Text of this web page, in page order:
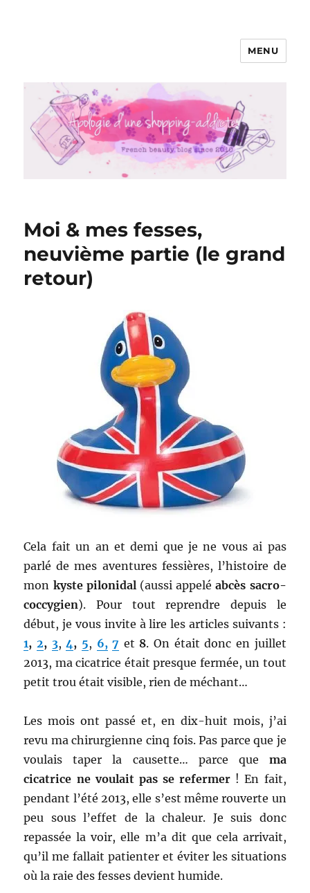
Apologie d'une Shopping-addicte
MENU
Moi & mes fesses,
neuvième partie (le grand
retour)
Cela fait un an et demi que je ne vous ai pas
parlé de mes aventures fessières, l’histoire de
mon kyste pilonidal(aussi appeléabcès sacro-
coccygien). Pour tout reprendre depuis le
début, je vous invite à lire les articles suivants :
1,2, 3,4, 5, 6, 7 et 8. On était donc en juillet
2013, macicatrice était presque fermée, un tout
petit trou était visible, rien de méchant…
Les mois ont passé et, en dix-huit mois, j’ai
revu ma chirurgienne cinq fois. Pas parce que je
voulais taper la causette… parce que ma
cicatrice ne voulait pas se refermer ! En fait,
pendant l’été 2013, elle s’est même rouverte un
peu sous l’effet de la chaleur. Je suis donc
repassée la voir, elle m’a dit que cela arrivait,
qu’il me fallait patienter et éviter les situations
où la raie des fesses devient humide.